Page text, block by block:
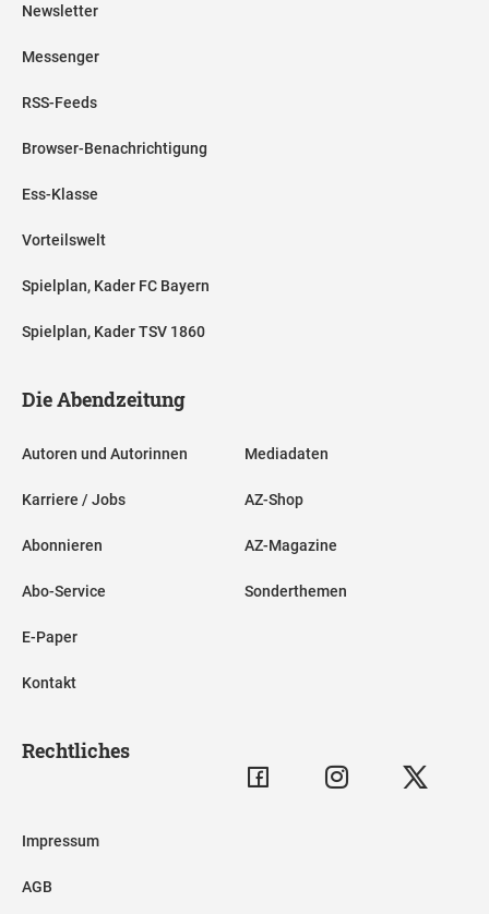
Newsletter
Messenger
RSS-Feeds
Browser-Benachrichtigung
Ess-Klasse
Vorteilswelt
Spielplan, Kader FC Bayern
Spielplan, Kader TSV 1860
Die Abendzeitung
Autoren und Autorinnen
Karriere / Jobs
Abonnieren
Abo-Service
E-Paper
Kontakt
Mediadaten
AZ-Shop
AZ-Magazine
Sonderthemen
Rechtliches
Impressum
AGB